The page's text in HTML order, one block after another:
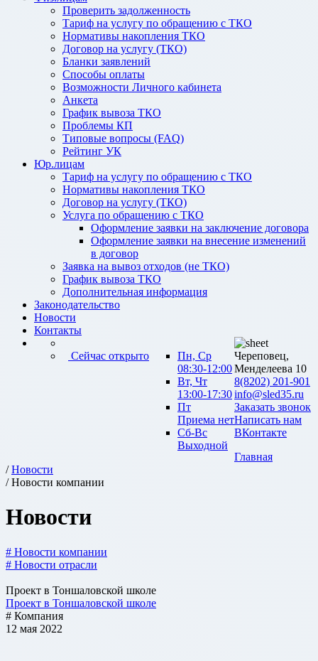
Проверить задолженность
Тариф на услугу по обращению с ТКО
Нормативы накопления ТКО
Договор на услугу (ТКО)
Бланки заявлений
Способы оплаты
Возможности Личного кабинета
Анкета
График вывоза ТКО
Проблемы КП
Типовые вопросы (FAQ)
Рейтинг УК
Юр.лицам
Тариф на услугу по обращению с ТКО
Нормативы накопления ТКО
Договор на услугу (ТКО)
Услуга по обращению с ТКО
Оформление заявки на заключение договора
Оформление заявки на внесение изменений
в договор
Заявка на вывоз отходов (не ТКО)
График вывоза ТКО
Дополнительная информация
Законодательство
Новости
Контакты
Сейчас открыто
Пн, Ср
08:30-12:00
Вт, Чт
13:00-17:30
Пт
Приема нет
Сб-Вс
Выходной
Череповец,
Менделеева 10
8(8202) 201-901
info@sled35.ru
Заказать звонок
Написать нам
ВКонтакте
Главная
/Новости
/ Новости компании
Новости
# Новости компании
# Новости отрасли
Проект в Тоншаловской школе
Проект в Тоншаловской школе
# Компания
12 мая 2022